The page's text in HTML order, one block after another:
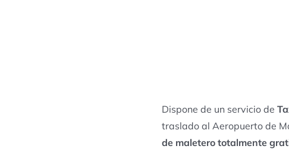
Dispone de un servicio de
traslado al Aeropuerto de
de maletero totalmente